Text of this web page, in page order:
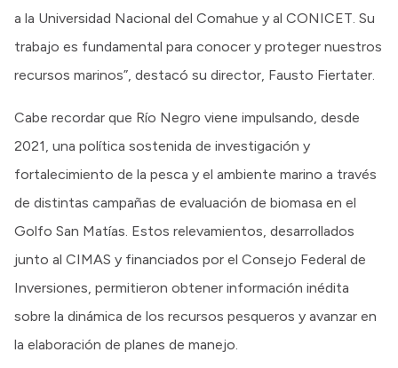
a la Universidad Nacional del Comahue y al CONICET. Su
trabajo es fundamental para conocer y proteger nuestros
recursos marinos”, destacó su director, Fausto Fiertater.
Cabe recordar que Río Negro viene impulsando, desde
2021, una política sostenida de investigación y
fortalecimiento de la pesca y el ambiente marino a través
de distintas campañas de evaluación de biomasa en el
Golfo San Matías. Estos relevamientos, desarrollados
junto al CIMAS y financiados por el Consejo Federal de
Inversiones, permitieron obtener información inédita
sobre la dinámica de los recursos pesqueros y avanzar en
la elaboración de planes de manejo.